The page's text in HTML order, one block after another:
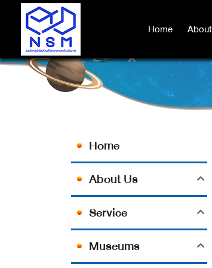
Home About
Home
Home
About Us
Service
Museums